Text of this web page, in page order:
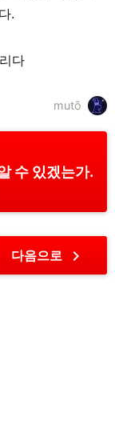
.
다
mutō
수 있겠는가.
다음으로 chevron_right